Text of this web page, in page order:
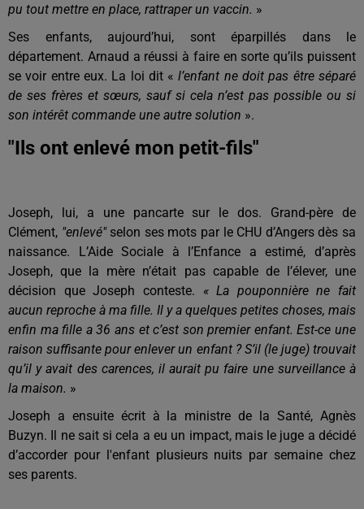
pu tout mettre en place, rattraper un vaccin. »
Ses enfants, aujourd’hui, sont éparpillés dans le
département. Arnaud a réussi à faire en sorte qu’ils puissent
se voir entre eux. La loi dit «l’enfant ne doit pas être séparé
de ses frères et sœurs, sauf si cela n’est pas possible ou si
son intérêt commande une autre solution ».
"Ils ont enlevé mon petit-fils"
Joseph, lui, a une pancarte sur le dos. Grand-père de
Clément, "enlevé"selon ses mots par le CHU d’Angers dès sa
naissance. L’Aide Sociale à l’Enfance a estimé, d’après
Joseph, que la mère n’était pas capable de l’élever, une
décision que Joseph conteste. « La pouponnière ne fait
aucun reproche à ma fille. Il y a quelques petites choses, mais
enfin ma fille a 36 ans et c’est son premier enfant. Est-ce une
raison suffisante pour enlever un enfant ? S’il (le juge) trouvait
qu’il y avait des carences, il aurait pu faire une surveillance à
la maison. »
Joseph a ensuite écrit à la ministre de la Santé, Agnès
Buzyn. Il ne sait si cela a eu un impact, mais le juge a décidé
d’accorder pour l'enfant plusieurs nuits par semaine chez
ses parents.